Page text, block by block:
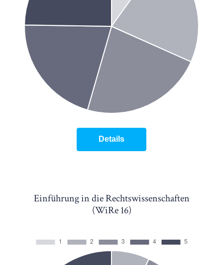
Details
Einführung in die Rechtswissenschaften
(WiRe 16)